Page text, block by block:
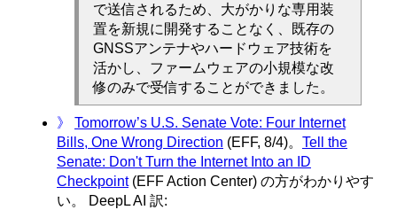
で送信されるため、大がかりな専用装
置を新規に開発することなく、既存の
GNSSアンテナやハードウェア技術を
活かし、ファームウェアの小規模な改
修のみで受信することができました。
》
Tomorrow’s U.S. Senate Vote: Four Internet
Bills, One Wrong Direction (EFF, 8/4)。 Tell the
Senate: Don't Turn the Internet Into an ID
Checkpoint(EFF Action Center) の方がわかりやす
い。 DeepL AI 訳: